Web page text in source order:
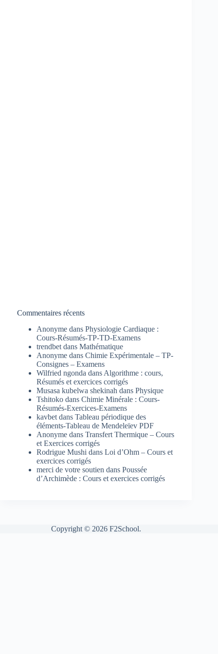
Commentaires récents
Anonyme dans Physiologie Cardiaque :
Cours-Résumés-TP-TD-Examens
trendbet dans Mathématique
Anonyme dans Chimie Expérimentale – TP-
Consignes – Examens
Wilfried ngonda dans Algorithme : cours,
Résumés et exercices corrigés
Musasa kubelwa shekinah dans Physique
Tshitoko dans Chimie Minérale : Cours-
Résumés-Exercices-Examens
kavbet dans Tableau périodique des
éléments-Tableau de Mendeleïev PDF
Anonyme dans Transfert Thermique – Cours
et Exercices corrigés
Rodrigue Mushi dans Loi d’Ohm – Cours et
exercices corrigés
merci de votre soutien dans Poussée
d’Archimède : Cours et exercices corrigés
Copyright © 2026 F2School.